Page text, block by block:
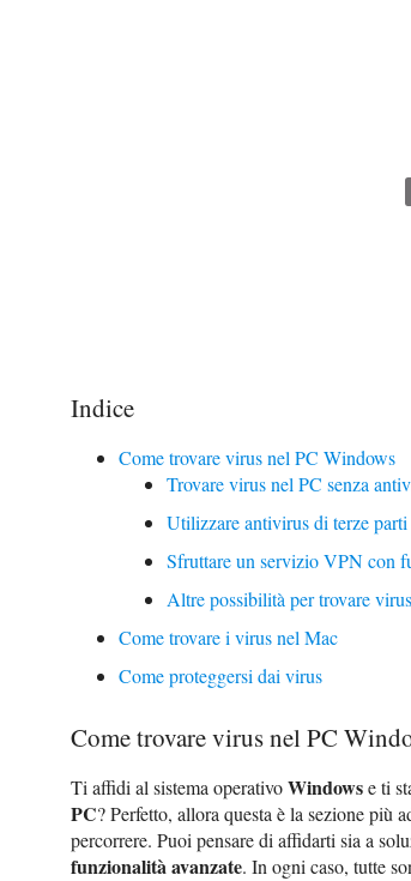
Indice
Come trovare virus nel PC Windows
Trovare virus nel PC senza
Utilizzare antivirus di terze parti
Sfruttare un servizio VPN con
Altre possibilità per trovare
Come trovare i virus nel Mac
Come proteggersi dai virus
Come trovare virus nel PC
Ti affidi al sistema operativoWindowse ti
PC? Perfetto, allora questa è la sezione più
percorrere. Puoi pensare di affidarti sia a
funzionalità avanzate. In ogni caso, tutte